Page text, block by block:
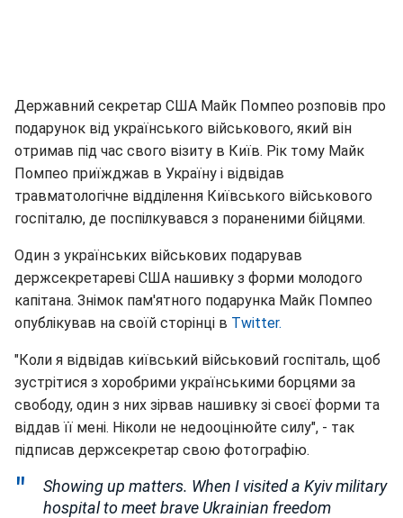
Державний секретар США Майк Помпео розповів про
подарунок від українського військового, який він
отримав під час свого візиту в Київ. Рік тому Майк
Помпео приїжджав в Україну і відвідав
травматологічне відділення Київського військового
госпіталю, де поспілкувався з пораненими бійцями.
Один з українських військових подарував
держсекретареві США нашивку з форми молодого
капітана. Знімок пам'ятного подарунка Майк Помпео
опублікував на своїй сторінці в Twitter.
"Коли я відвідав київський військовий госпіталь, щоб
зустрітися з хоробрими українськими борцями за
свободу, один з них зірвав нашивку зі своєї форми та
віддав її мені. Ніколи не недооцінюйте силу", - так
підписав держсекретар свою фотографію.
Showing up matters. When I visited a Kyiv military
hospital to meet brave Ukrainian freedom